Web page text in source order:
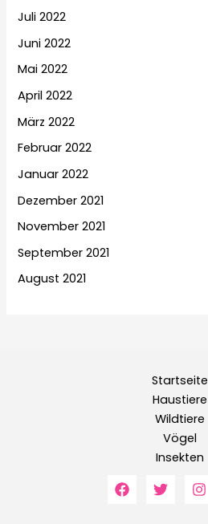
Juli 2022
Juni 2022
Mai 2022
April 2022
März 2022
Februar 2022
Januar 2022
Dezember 2021
November 2021
September 2021
August 2021
Startseite
Haustiere
Wildtiere
Vögel
Insekten